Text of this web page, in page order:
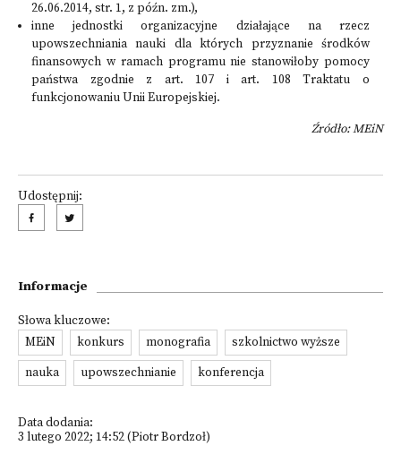
26.06.2014, str. 1, z późn. zm.),
inne jednostki organizacyjne działające na rzecz
upowszechniania nauki dla których przyznanie środków
finansowych w ramach programu nie stanowiłoby pomocy
państwa zgodnie z art. 107 i art. 108 Traktatu o
funkcjonowaniu Unii Europejskiej.
Źródło: MEiN
Udostępnij:
Informacje
Słowa kluczowe:
MEiN
konkurs monografia
szkolnictwo wyższe
nauka
upowszechnianie konferencja
Data dodania:
3 lutego 2022; 14:52 (Piotr Bordzoł)